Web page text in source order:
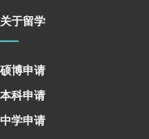
关于留学
硕博申请
本科申请
中学申请